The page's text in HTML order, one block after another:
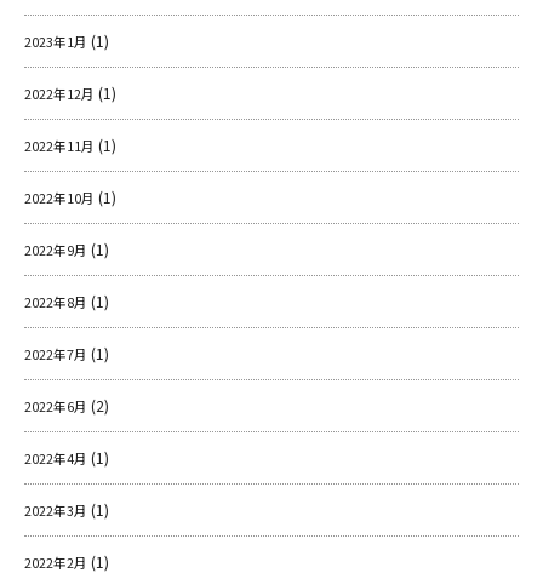
2023年1月 (1)
2022年12月 (1)
2022年11月 (1)
2022年10月 (1)
2022年9月 (1)
2022年8月 (1)
2022年7月 (1)
2022年6月 (2)
2022年4月 (1)
2022年3月 (1)
2022年2月 (1)